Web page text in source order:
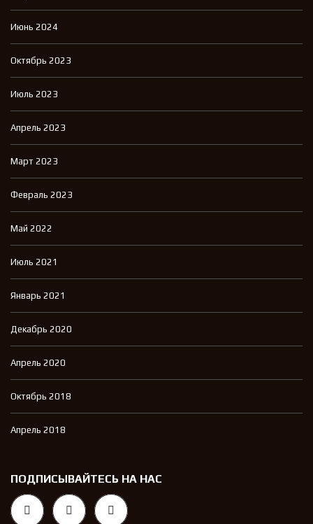
Июнь 2024
Октябрь 2023
Июль 2023
Апрель 2023
Март 2023
Февраль 2023
Май 2022
Июль 2021
Январь 2021
Декабрь 2020
Апрель 2020
Октябрь 2018
Апрель 2018
ПОДПИСЫВАЙТЕСЬ НА НАС